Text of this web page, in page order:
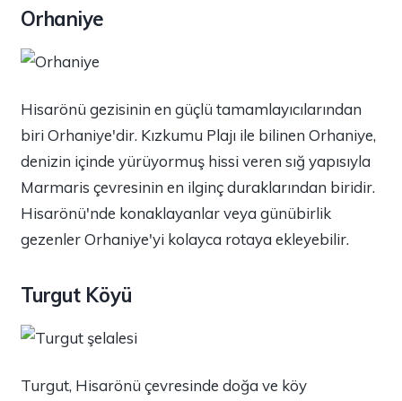
Orhaniye
Hisarönü gezisinin en güçlü tamamlayıcılarından
biri Orhaniye'dir. Kızkumu Plajı ile bilinen Orhaniye,
denizin içinde yürüyormuş hissi veren sığ yapısıyla
Marmaris çevresinin en ilginç duraklarından biridir.
Hisarönü'nde konaklayanlar veya günübirlik
gezenler Orhaniye'yi kolayca rotaya ekleyebilir.
Turgut Köyü
Turgut, Hisarönü çevresinde doğa ve köy